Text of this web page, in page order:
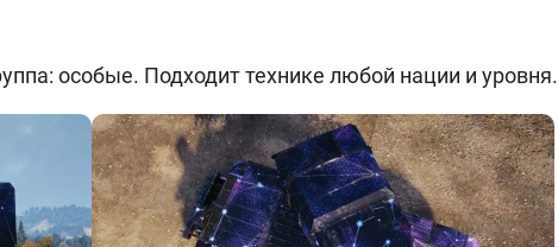
особые. Подходит технике любой нации и уровня.